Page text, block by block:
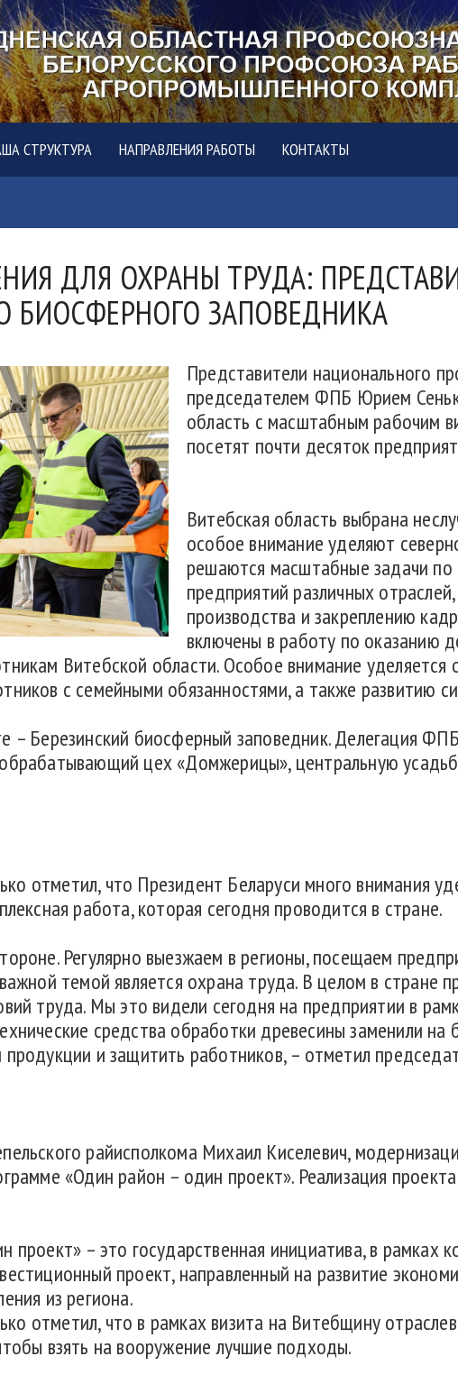
СТРУКТУРА НАПРАВЛЕНИЯ РАБОТЫ КОНТАКТЫ
ДЛЯ ОХРАНЫ ТРУДА:
БИОСФЕРНОГО ЗАПОВЕДНИКА
Представители национального
председателем ФПБ Юрием
область с масштабным рабочим
посетят почти десяток
Витебская область выбрана
особое внимание уделяют
решаются масштабные задачи
предприятий различных
производства и закреплению
включены в работу по оказанию
Витебской области. Особое внимание
с семейными обязанностями, а также развитию
– Березинский биосферный заповедник. Делегация
цех «Домжерицы», центральную
отметил, что Президент Беларуси много внимания
работа, которая сегодня проводится в стране.
Регулярно выезжаем в регионы, посещаем
темой является охрана труда. В целом в стране
труда. Мы это видели сегодня на предприятии в
средства обработки древесины заменили на
продукции и защитить работников, – отметил
райисполкома Михаил Киселевич,
«Один район – один проект». Реализация
проект» – это государственная инициатива, в рамках
проект, направленный на развитие
из региона.
отметил, что в рамках визита на Витебщину
взять на вооружение лучшие подходы.